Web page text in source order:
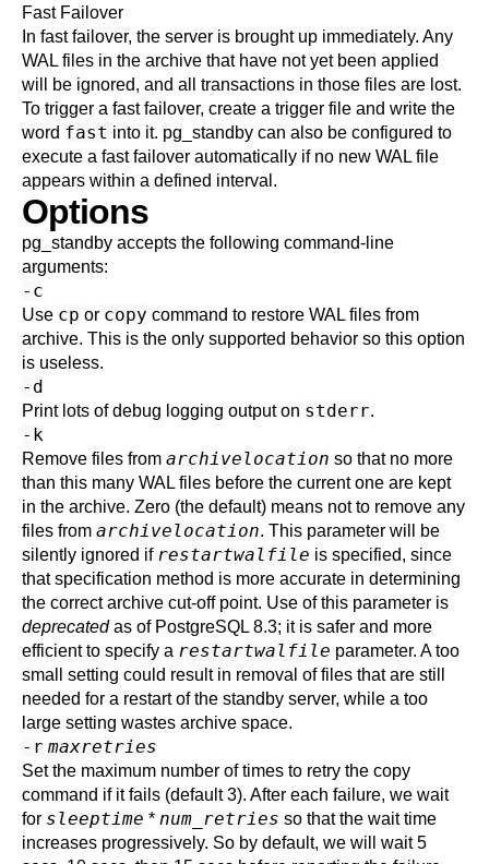
Fast Failover
In fast failover, the server is brought up immediately. Any
WAL files in the archive that have not yet been applied
will be ignored, and all transactions in those files are lost.
To trigger a fast failover, create a trigger file and write the
word fast into it. pg_standby can also be configured to
execute a fast failover automatically if no new WAL file
appears within a defined interval.
Options
pg_standby accepts the following command-line
arguments:
-c
Use cp or copy command to restore WAL files from
archive. This is the only supported behavior so this option
is useless.
-d
Print lots of debug logging output on stderr.
-k
Remove files from archivelocation so that no more
than this many WAL files before the current one are kept
in the archive. Zero (the default) means not to remove any
files from archivelocation. This parameter will be
silently ignored if restartwalfile is specified, since
that specification method is more accurate in determining
the correct archive cut-off point. Use of this parameter is
deprecatedas of PostgreSQL 8.3; it is safer and more
efficient to specify a restartwalfile parameter. A too
small setting could result in removal of files that are still
needed for a restart of the standby server, while a too
large setting wastes archive space.
-r maxretries
Set the maximum number of times to retry the copy
command if it fails (default 3). After each failure, we wait
for sleeptime * num_retries so that the wait time
increases progressively. So by default, we will wait 5